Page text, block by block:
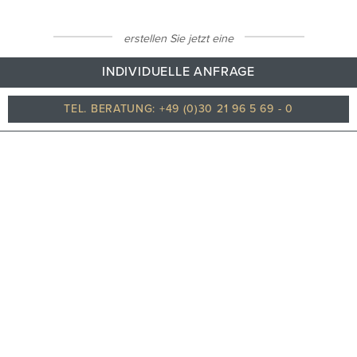
erstellen Sie jetzt eine
INDIVIDUELLE ANFRAGE
TEL. BERATUNG: +49 (0)30 21 96 5 69 - 0